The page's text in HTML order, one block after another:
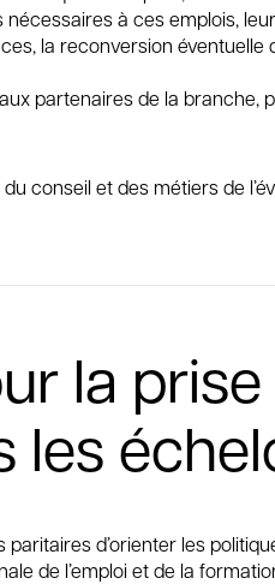
à ces emplois,
la reconversion
partenaires de la branche,
conseil et des métiers de
la
les
d’orienter les
de l’emploi et de la